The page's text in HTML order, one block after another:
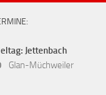
Jettenbach
Glan-Müchweiler